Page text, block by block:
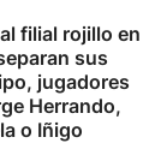
filial rojillo en
sus
jugadores
Herrando,
o Iñigo